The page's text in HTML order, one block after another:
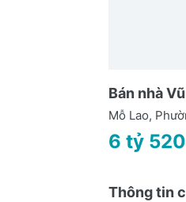
Bán nhà
Mỗ Lao,
6 tỷ
Thông tin